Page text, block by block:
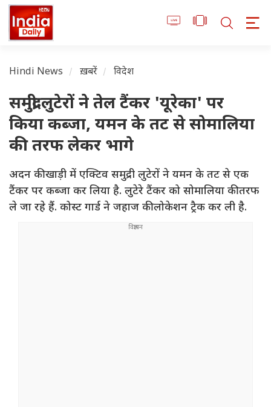
Hindi News ख़बरें विदेश
समुद्री लुटेरों ने तेल टैंकर 'यूरेका' पर
किया कब्जा, यमन के तट से सोमालिया
की तरफ लेकर भागे
अदन की खाड़ी में एक्टिव समुद्री लुटेरों ने यमन के तट से एक
टैंकर पर कब्जा कर लिया है. लुटेरे टैंकर को सोमालिया की तरफ
ले जा रहे हैं. कोस्ट गार्ड ने जहाज की लोकेशन ट्रैक कर ली है.